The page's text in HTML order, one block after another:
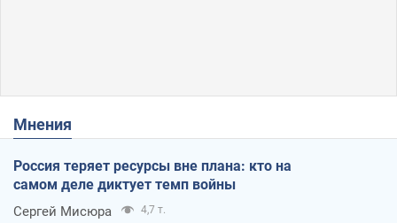
Мнения
Россия теряет ресурсы вне плана: кто на
самом деле диктует темп войны
Сергей Мисюра 4,7 т.